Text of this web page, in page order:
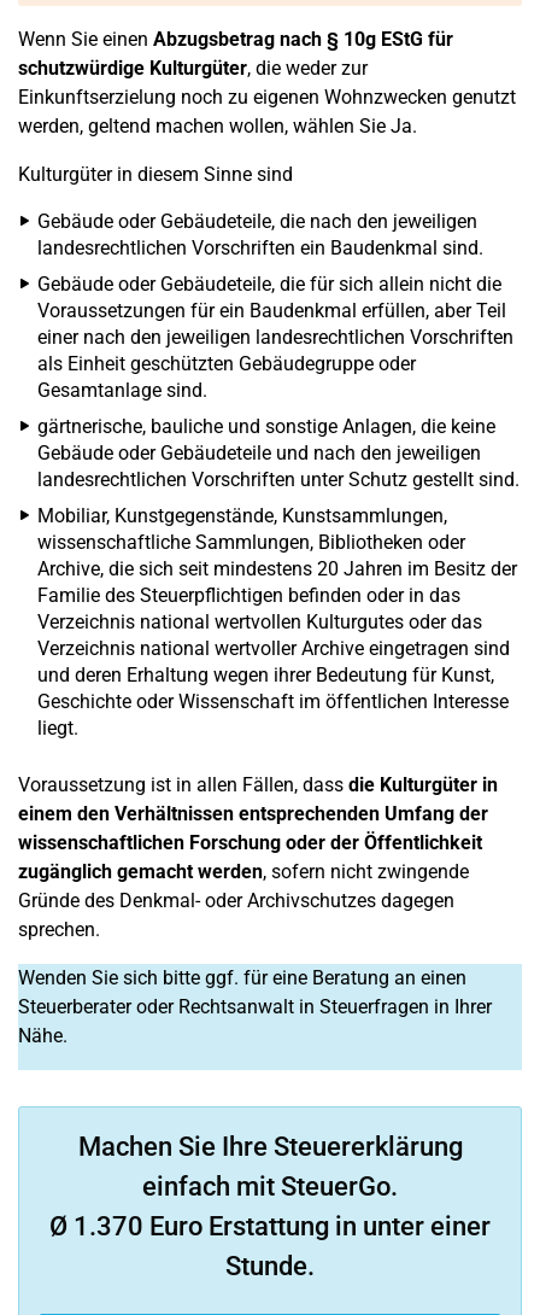
Wenn Sie einen Abzugsbetrag nach § 10g EStG für
schutzwürdige Kulturgüter, die weder zur
Einkunftserzielung noch zu eigenen Wohnzwecken genutzt
werden, geltend machen wollen, wählen Sie Ja.
Kulturgüter in diesem Sinne sind
Gebäude oder Gebäudeteile, die nach den jeweiligen
landesrechtlichen Vorschriften ein Baudenkmal sind.
Gebäude oder Gebäudeteile, die für sich allein nicht die
Voraussetzungen für ein Baudenkmal erfüllen, aber Teil
einer nach den jeweiligen landesrechtlichen Vorschriften
als Einheit geschützten Gebäudegruppe oder
Gesamtanlage sind.
gärtnerische, bauliche und sonstige Anlagen, die keine
Gebäude oder Gebäudeteile und nach den jeweiligen
landesrechtlichen Vorschriften unter Schutz gestellt sind.
Mobiliar, Kunstgegenstände, Kunstsammlungen,
wissenschaftliche Sammlungen, Bibliotheken oder
Archive, die sich seit mindestens 20 Jahren im Besitz der
Familie des Steuerpflichtigen befinden oder in das
Verzeichnis national wertvollen Kulturgutes oder das
Verzeichnis national wertvoller Archive eingetragen sind
und deren Erhaltung wegen ihrer Bedeutung für Kunst,
Geschichte oder Wissenschaft im öffentlichen Interesse
liegt.
Voraussetzung ist in allen Fällen, dass die Kulturgüter in
einem den Verhältnissen entsprechenden Umfang der
wissenschaftlichen Forschung oder der Öffentlichkeit
zugänglich gemacht werden, sofern nicht zwingende
Gründe des Denkmal- oder Archivschutzes dagegen
sprechen.
Wenden Sie sich bitte ggf. für eine Beratung an einen
Steuerberater oder Rechtsanwalt in Steuerfragen in Ihrer
Nähe.
Machen Sie Ihre Steuererklärung
einfach mit SteuerGo.
Ø 1.370 Euro Erstattung in unter einer
Stunde.